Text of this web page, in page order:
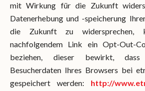
mit Wirkung für die Zukunft
Datenerhebung und -speicherung
die Zukunft zu widersprechen,
nachfolgendem Link ein Opt-Out-
beziehen, dieser bewirkt,
Besucherdaten Ihres Browsers bei
gespeichert werden: http://